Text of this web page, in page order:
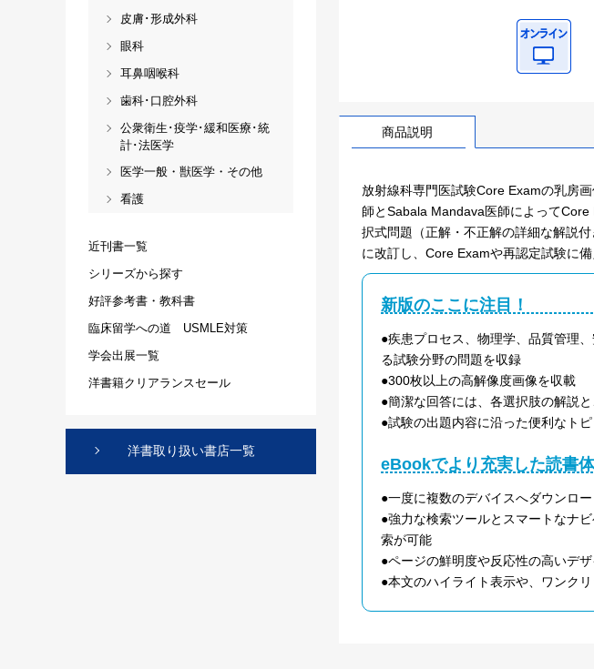
商品説明
放射線科専門医試験Core Examの乳房
師とSabala Mandava医師によって
択式問題（正解・不正解の詳細な解説
に改訂し、Core Examや再認定試験に
新版のここに注目！
●疾患プロセス、物理学、品質管理
る試験分野の問題を収録
●300枚以上の高解像度画像を収載
●簡潔な回答には、各選択肢の解説
●試験の出題内容に沿った便利なト
eBookでより充実した読書体
●一度に複数のデバイスへダウンロ
●強力な検索ツールとスマートなナ
索が可能
●ページの鮮明度や反応性の高いデ
●本文のハイライト表示や、ワンク
皮膚･形成外科
眼科
耳鼻咽喉科
歯科･口腔外科
公衆衛生･疫学･緩和医療･統
計･法医学
医学一般・獣医学・その他
看護
近刊書一覧
シリーズから探す
好評参考書・教科書
臨床留学への道 USMLE対策
学会出展一覧
洋書籍クリアランスセール
洋書取り扱い書店一覧